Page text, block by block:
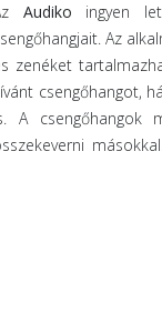
Audiko ingyen
Az
zenéket
csengőhangot,
A csengőhangok